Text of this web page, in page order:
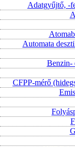
Adatgyűjtő, -
Automata
Benzin-
CFPP-mérő